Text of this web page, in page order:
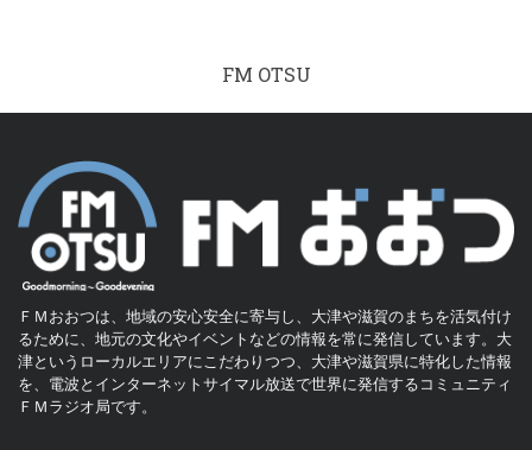
FM OTSU
ＦＭおおつは、地域の安心安全に寄与し、大津や滋賀のまちを活気付け
るために、地元の文化やイベントなどの情報を常に発信しています。大
津というローカルエリアにこだわりつつ、大津や滋賀県に特化した情報
を、電波とインターネットサイマル放送で世界に発信するコミュニティ
ＦＭラジオ局です。